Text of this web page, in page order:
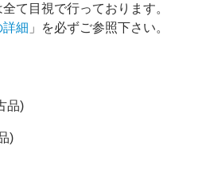
て目視で行っております。
詳細 」を必ずご参照下さい。
品)
)